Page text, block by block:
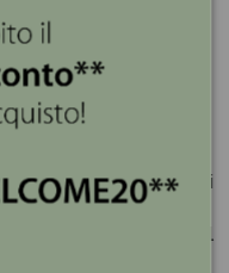
resistenza e una
particolare della
essere esposta su
da una
una decorazione
regalo per occasioni
o come
decorativi dal